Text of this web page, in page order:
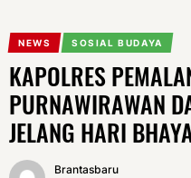
NEWS SOSIAL BUDAYA
KAPOLRES
PURNAWIRAWAN
JELANG HARI
Brantasbaru